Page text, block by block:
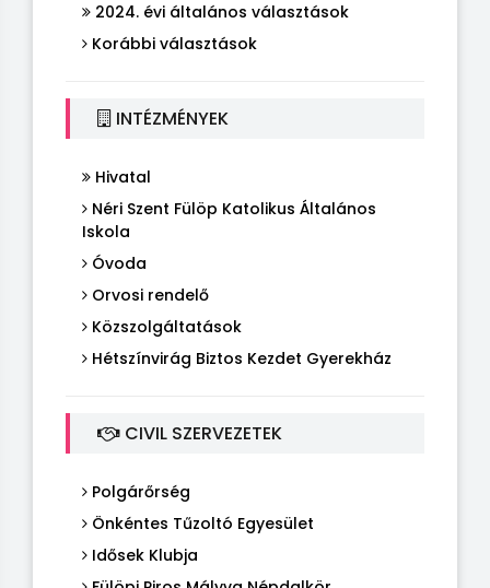
2024. évi általános választások
Korábbi választások
INTÉZMÉNYEK
Hivatal
Néri Szent Fülöp Katolikus Általános
Iskola
Óvoda
Orvosi rendelő
Közszolgáltatások
Hétszínvirág Biztos Kezdet Gyerekház
CIVIL SZERVEZETEK
Polgárőrség
Önkéntes Tűzoltó Egyesület
Idősek Klubja